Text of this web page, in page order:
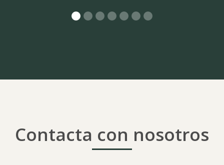
Contacta con nosotros